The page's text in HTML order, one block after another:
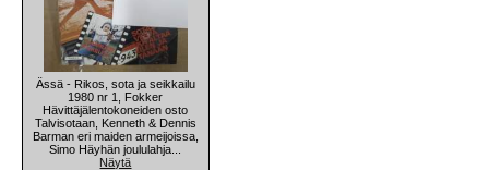
Ässä - Rikos, sota ja seikkailu
1980 nr 1, Fokker
Hävittäjälentokoneiden osto
Talvisotaan, Kenneth & Dennis
Barman eri maiden armeijoissa,
Simo Häyhän joululahja...
Näytä